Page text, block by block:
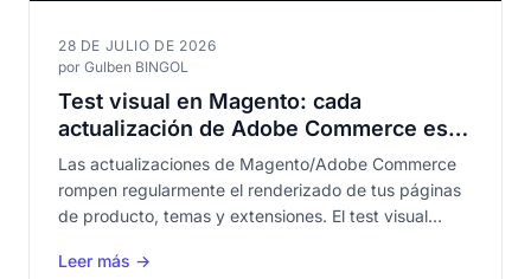
28 DE JULIO DE 2026
por Gulben BINGOL
Test visual en Magento: cada
actualización de Adobe Commerce es
un riesgo para tu escaparate
Las actualizaciones de Magento/Adobe Commerce
rompen regularmente el renderizado de tus páginas
de producto, temas y extensiones. El test visual
regresiones visuales en un catálogo de cientos de
Leer más →